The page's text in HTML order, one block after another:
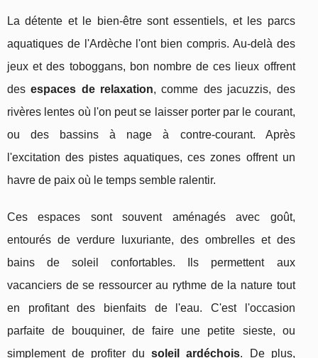
La détente et le bien-être sont essentiels, et les parcs
aquatiques de l'Ardèche l'ont bien compris. Au-delà des
jeux et des toboggans, bon nombre de ces lieux offrent
desespaces de relaxation, comme des jacuzzis, des
rivères lentes où l'on peut se laisser porter par le courant,
ou des bassins à nage à contre-courant. Après
l'excitation des pistes aquatiques, ces zones offrent un
havre de paix où le temps semble ralentir.
Ces espaces sont souvent aménagés avec goût,
entourés de verdure luxuriante, des ombrelles et des
bains de soleil confortables. Ils permettent aux
vacanciers de se ressourcer au rythme de la nature tout
en profitant des bienfaits de l'eau. C'est l'occasion
parfaite de bouquiner, de faire une petite sieste, ou
simplement de profiter dusoleil ardéchois. De plus,